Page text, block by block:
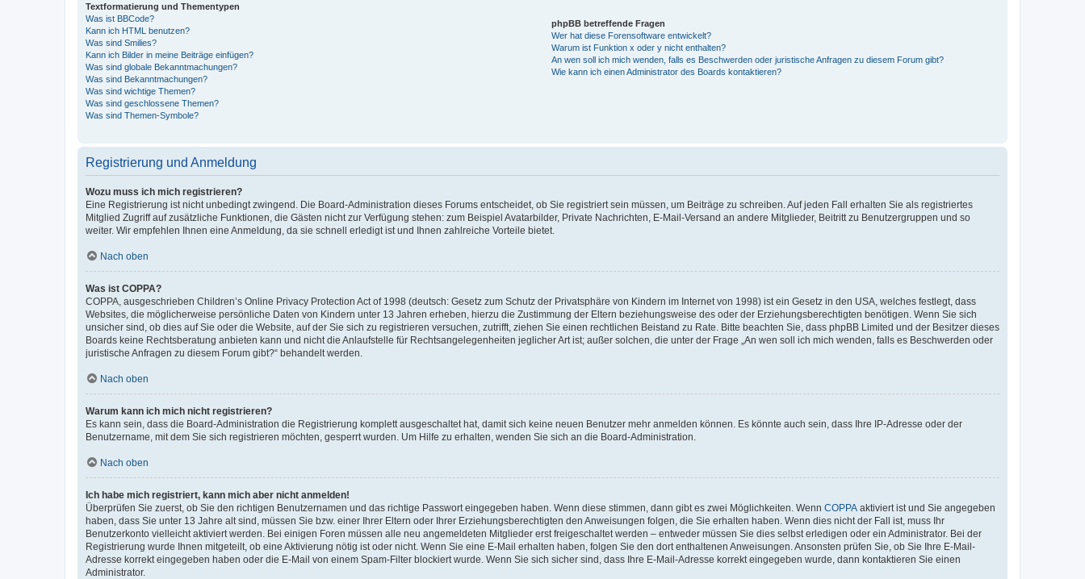
Textformatierung und Thementypen
Was ist BBCode?
Kann ich HTML benutzen?
Was sind Smilies?
Kann ich Bilder in meine Beiträge einfügen?
Was sind globale Bekanntmachungen?
Was sind Bekanntmachungen?
Was sind wichtige Themen?
Was sind geschlossene Themen?
Was sind Themen-Symbole?
phpBB betreffende Fragen
Wer hat diese Forensoftware entwickelt?
Warum ist Funktion x oder y nicht enthalten?
An wen soll ich mich wenden, falls es Beschwerden oder juristische Anfragen zu diesem Forum gibt?
Wie kann ich einen Administrator des Boards kontaktieren?
Registrierung und Anmeldung
Wozu muss ich mich registrieren?
Eine Registrierung ist nicht unbedingt zwingend. Die Board-Administration dieses Forums entscheidet, ob Sie registriert sein müssen, um Beiträge zu schreiben. Auf jeden Fall erhalten Sie als registriertes
Mitglied Zugriff auf zusätzliche Funktionen, die Gästen nicht zur Verfügung stehen: zum Beispiel Avatarbilder, Private Nachrichten, E-Mail-Versand an andere Mitglieder, Beitritt zu Benutzergruppen und so
weiter. Wir empfehlen Ihnen eine Anmeldung, da sie schnell erledigt ist und Ihnen zahlreiche Vorteile bietet.
Nach oben
Was ist COPPA?
COPPA, ausgeschrieben Children’s Online Privacy Protection Act of 1998 (deutsch: Gesetz zum Schutz der Privatsphäre von Kindern im Internet von 1998) ist ein Gesetz in den USA, welches festlegt, dass
Websites, die möglicherweise persönliche Daten von Kindern unter 13 Jahren erheben, hierzu die Zustimmung der Eltern beziehungsweise des oder der Erziehungsberechtigten benötigen. Wenn Sie sich
unsicher sind, ob dies auf Sie oder die Website, auf der Sie sich zu registrieren versuchen, zutrifft, ziehen Sie einen rechtlichen Beistand zu Rate. Bitte beachten Sie, dass phpBB Limited und der Besitzer dieses
Boards keine Rechtsberatung anbieten kann und nicht die Anlaufstelle für Rechtsangelegenheiten jeglicher Art ist; außer solchen, die unter der Frage „An wen soll ich mich wenden, falls es Beschwerden oder
juristische Anfragen zu diesem Forum gibt?“ behandelt werden.
Nach oben
Warum kann ich mich nicht registrieren?
Es kann sein, dass die Board-Administration die Registrierung komplett ausgeschaltet hat, damit sich keine neuen Benutzer mehr anmelden können. Es könnte auch sein, dass Ihre IP-Adresse oder der
Benutzername, mit dem Sie sich registrieren möchten, gesperrt wurden. Um Hilfe zu erhalten, wenden Sie sich an die Board-Administration.
Nach oben
Ich habe mich registriert, kann mich aber nicht anmelden!
Überprüfen Sie zuerst, ob Sie den richtigen Benutzernamen und das richtige Passwort eingegeben haben. Wenn diese stimmen, dann gibt es zwei Möglichkeiten. Wenn COPPA aktiviert ist und Sie angegeben
haben, dass Sie unter 13 Jahre alt sind, müssen Sie bzw. einer Ihrer Eltern oder Ihrer Erziehungsberechtigten den Anweisungen folgen, die Sie erhalten haben. Wenn dies nicht der Fall ist, muss Ihr
Benutzerkonto vielleicht aktiviert werden. Bei einigen Foren müssen alle neu angemeldeten Mitglieder erst freigeschaltet werden – entweder müssen Sie dies selbst erledigen oder ein Administrator. Bei der
Registrierung wurde Ihnen mitgeteilt, ob eine Aktivierung nötig ist oder nicht. Wenn Sie eine E-Mail erhalten haben, folgen Sie den dort enthaltenen Anweisungen. Ansonsten prüfen Sie, ob Sie Ihre E-Mail-
Adresse korrekt eingegeben haben oder die E-Mail von einem Spam-Filter blockiert wurde. Wenn Sie sich sicher sind, dass Ihre E-Mail-Adresse korrekt eingegeben wurde, dann kontaktieren Sie einen
Administrator.